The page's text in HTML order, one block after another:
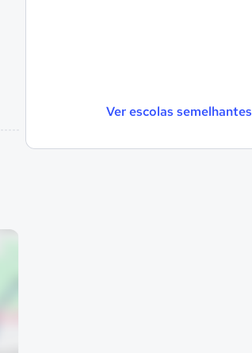
Ver escolas semelhantes